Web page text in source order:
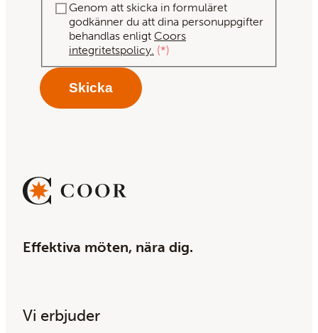
Genom att skicka in formuläret
godkänner du att dina personuppgifter
behandlas enligtCoors
integritetspolicy. *
Effektiva möten, nära dig.
Vi erbjuder